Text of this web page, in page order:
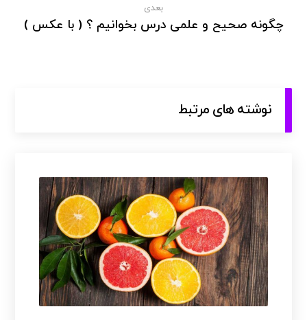
بعدی
چگونه صحیح و علمی درس بخوانیم ؟ ( با عکس )
نوشته های مرتبط